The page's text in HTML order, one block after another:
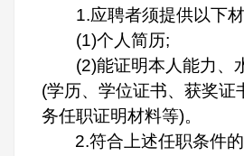
1.应聘者须提供以下材
(1)个人简历;
(2)能证明本人能力、
(学历、学位证书、获奖证
务任职证明材料等)。
2.符合上述任职条件